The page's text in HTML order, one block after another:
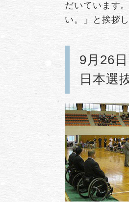
だいています
い。」と挨拶
9月26
日本選